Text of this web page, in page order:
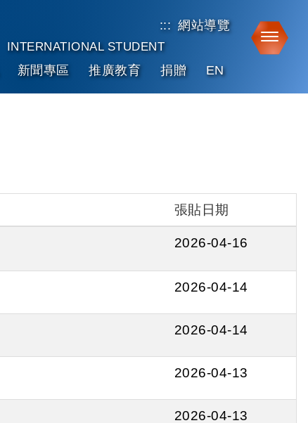
::: 網站導覽
INTERNATIONAL STUDENT
新聞專區 推廣教育 捐贈 EN
張貼日期
2026-04-16
2026-04-14
2026-04-14
2026-04-13
2026-04-13